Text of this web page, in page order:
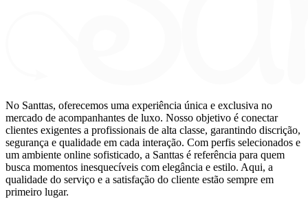
No Santtas, oferecemos uma experiência única e exclusiva no
mercado de acompanhantes de luxo. Nosso objetivo é conectar
clientes exigentes a profissionais de alta classe, garantindo discrição,
segurança e qualidade em cada interação. Com perfis selecionados e
um ambiente online sofisticado, a Santtas é referência para quem
busca momentos inesquecíveis com elegância e estilo. Aqui, a
qualidade do serviço e a satisfação do cliente estão sempre em
primeiro lugar.